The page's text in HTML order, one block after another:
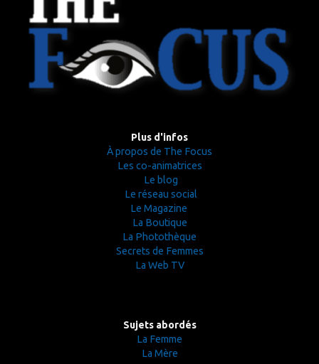
Plus d'infos
À propos de The Focus
Les co-animatrices
Le blog
Le réseau social
Le Magazine
La Boutique
La Photothèque
Secrets de Femmes
La Web TV
Sujets abordés
La Femme
La Mère